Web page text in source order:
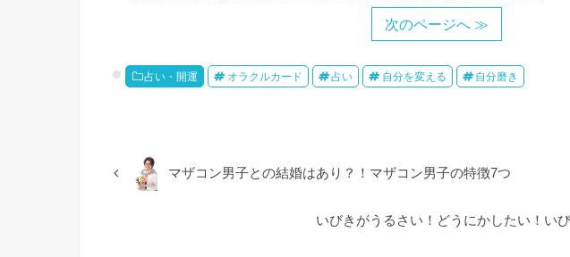
次のページへ ≫
占い・開運 オラクルカード 占い 自分を変える 自分磨き
マザコン男子との結婚はあり？！マザコン男子の特徴7つ
いびきがうるさい！どうにかしたい！い